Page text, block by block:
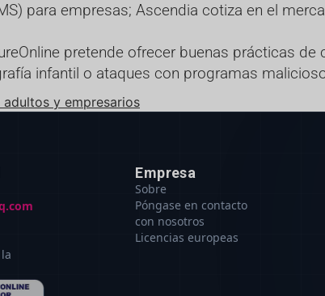
para empresas; Ascendia cotiza en el
pretende ofrecer buenas prácticas
infantil o ataques con programas
y empresarios
Empresa
Sobre
Póngase en contacto
con nosotros
Licencias europeas